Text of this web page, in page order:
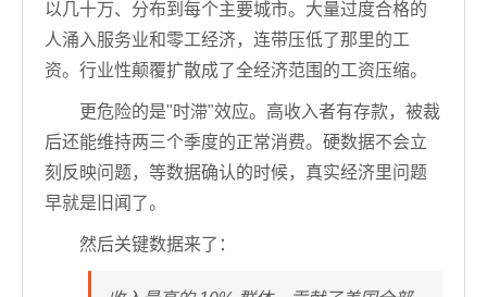
以几十万、分布到每个主要城市。大量过度合格的
人涌入服务业和零工经济，连带压低了那里的工
资。行业性颠覆扩散成了全经济范围的工资压缩。
更危险的是"时滞"效应。高收入者有存款，被裁
后还能维持两三个季度的正常消费。硬数据不会立
刻反映问题，等数据确认的时候，真实经济里问题
早就是旧闻了。
然后关键数据来了：